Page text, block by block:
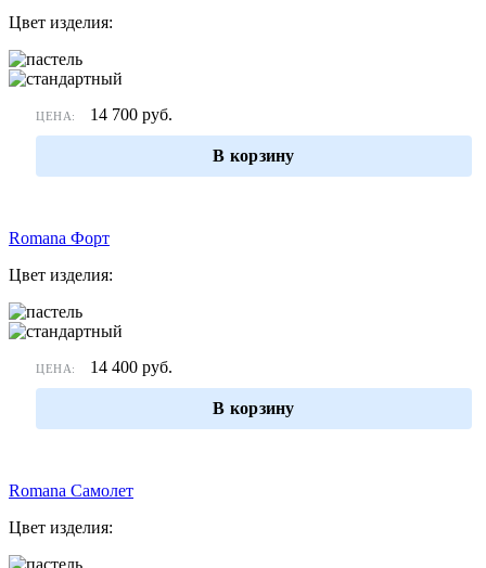
Цвет изделия:
ЦЕНА: 14 700 руб.
В корзину
Romana Форт
Цвет изделия:
ЦЕНА: 14 400 руб.
В корзину
Romana Самолет
Цвет изделия: